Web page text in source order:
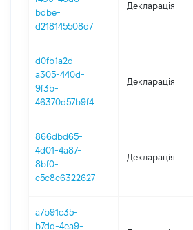
bdbe-
d218145508d7
Декларація
d0fb1a2d-
a305-440d-
9f3b-
46370d57b9f4
Декларація
866dbd65-
4d01-4a87-
8bf0-
c5c8c6322627
Декларація
a7b91c35-
b7dd-4ea9-